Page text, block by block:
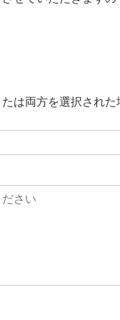
は両方を選択され